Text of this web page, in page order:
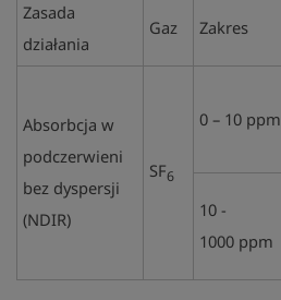
Zasada
działania
Gaz Zakres
Absorbcja w
podczerwieni
bez dyspersji
(NDIR)
SF6
0 – 10 ppm
10 -
1000 ppm